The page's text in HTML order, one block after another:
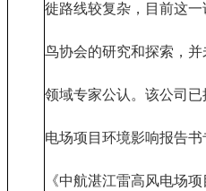
徙路线较复杂，目前这
鸟协会的研究和探索，
领域专家公认。该公司
电场项目环境影响报告
《中航湛江雷高风电场